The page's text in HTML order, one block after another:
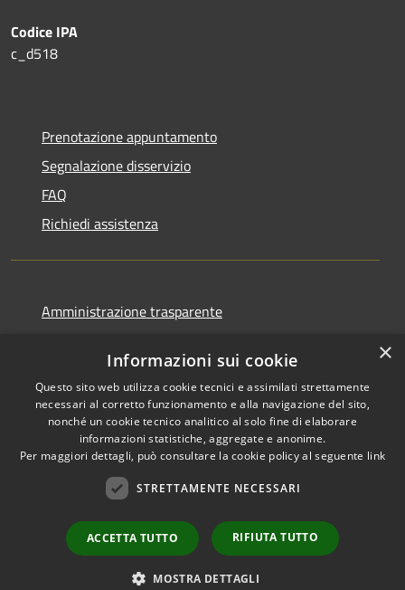
Codice IPA
c_d518
Prenotazione appuntamento
Segnalazione disservizio
FAQ
Richiedi assistenza
Amministrazione trasparente
Dichiarazione di accessibilità
Copyright © 2026 • Comune di
Municipium•
Accesso
redazione
×
Informazioni sui cookie
Questo sito web utilizza cookie tecnici e assimilati strettamente
necessari al corretto funzionamento e alla navigazione del sito,
nonché un cookie tecnico analitico al solo fine di elaborare
informazioni statistiche, aggregate e anonime.
Per maggiori dettagli, può consultare la cookie policy al seguente link
STRETTAMENTE NECESSARI
ACCETTA TUTTO RIFIUTA TUTTO
MOSTRA DETTAGLI